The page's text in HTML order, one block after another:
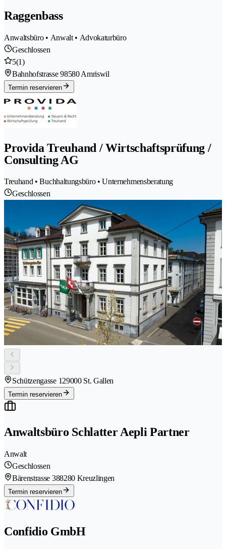
Raggenbass
Anwaltsbüro • Anwalt • Advokaturbüro
Geschlossen
5(1)
Bahnhofstrasse 98580 Amriswil
Termin reservieren
Provida Treuhand / Wirtschaftsprüfung /
Consulting AG
Treuhand • Buchhaltungsbüro • Unternehmensberatung
Geschlossen
Schützengasse 129000 St. Gallen
Termin reservieren
Anwaltsbüro Schlatter Aepli Partner
Anwalt
Geschlossen
Bärenstrasse 388280 Kreuzlingen
Termin reservieren
Confidio GmbH